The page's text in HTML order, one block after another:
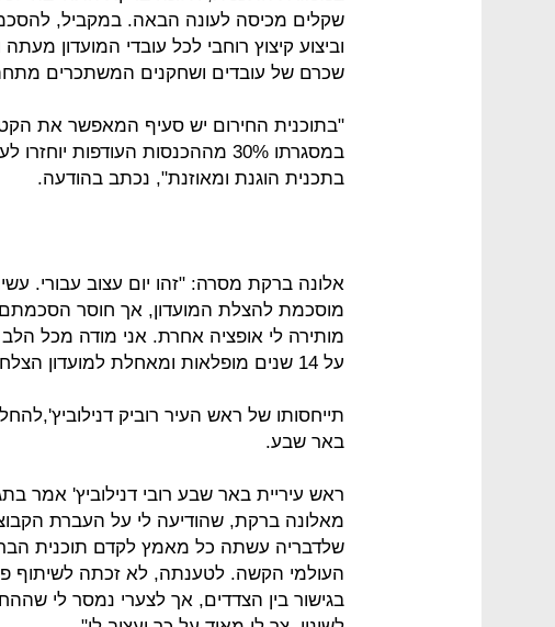
וביצוע קיצוץ רוחבי לכל עובדי המועדון
שכרם של עובדים ושחקנים המשתכרים
"בתוכנית החירום יש סעיף המאפשר את
במסגרתו 30% מההכנסות העודפות
בתכנית הוגנת ומאוזנת", נכתב בהודעה.
אלונה ברקת מסרה: "זהו יום עצוב עבורי.
מוסכמת להצלת המועדון, אך חוסר
מותירה לי אופציה אחרת. אני מודה מכל
על 14 שנים מופלאות ומאחלת למועדון הצלחה בהמשך הדרך״.
תייחסותו של ראש העיר רוביק
באר שבע.
ראש עיריית באר שבע רובי דנילוביץ' אמר
מאלונה ברקת, שהודיעה לי על העברת
שלדבריה עשתה כל מאמץ לקדם תוכנית
העולמי הקשה. לטענתה, לא זכתה לשיתוף
בגישור בין הצדדים, אך לצערי נמסר לי